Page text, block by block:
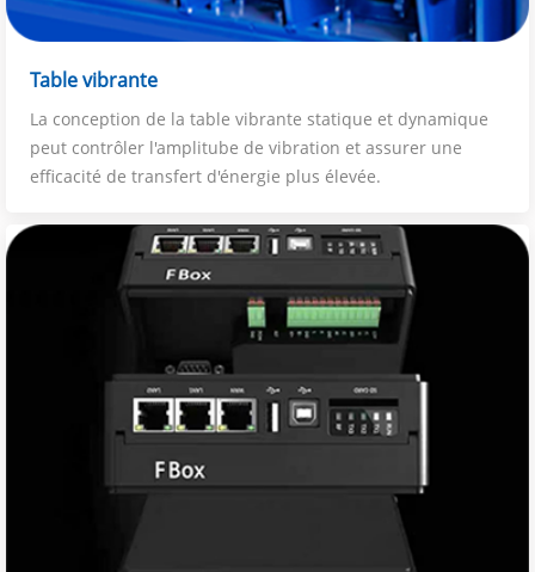
Table vibrante
La conception de la table vibrante statique et dynamique
peut contrôler l'amplitube de vibration et assurer une
efficacité de transfert d'énergie plus élevée.